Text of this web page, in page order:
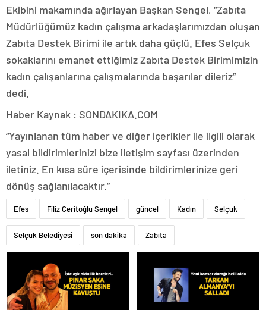
Ekibini makamında ağırlayan Başkan Sengel, “Zabıta
Müdürlüğümüz kadın çalışma arkadaşlarımızdan oluşan
Zabıta Destek Birimi ile artık daha güçlü. Efes Selçuk
sokaklarını emanet ettiğimiz Zabıta Destek Birimimizin
kadın çalışanlarına çalışmalarında başarılar dileriz”
dedi.
Haber Kaynak : SONDAKIKA.COM
“Yayınlanan tüm haber ve diğer içerikler ile ilgili olarak
yasal bildirimlerinizi bize iletişim sayfası üzerinden
iletiniz. En kısa süre içerisinde bildirimlerinize geri
dönüş sağlanılacaktır.”
Efes Filiz Ceritoğlu Sengel güncel Kadın Selçuk
Selçuk Belediyesi son dakika Zabıta